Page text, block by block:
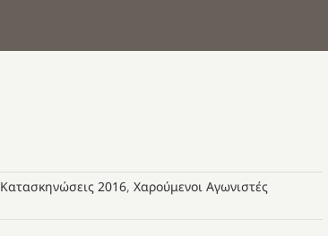
Κατασκηνώσεις 2016, Χαρούμενοι Αγωνιστές